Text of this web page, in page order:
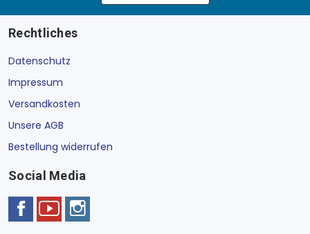
Rechtliches
Datenschutz
Impressum
Versandkosten
Unsere AGB
Bestellung widerrufen
Social Media